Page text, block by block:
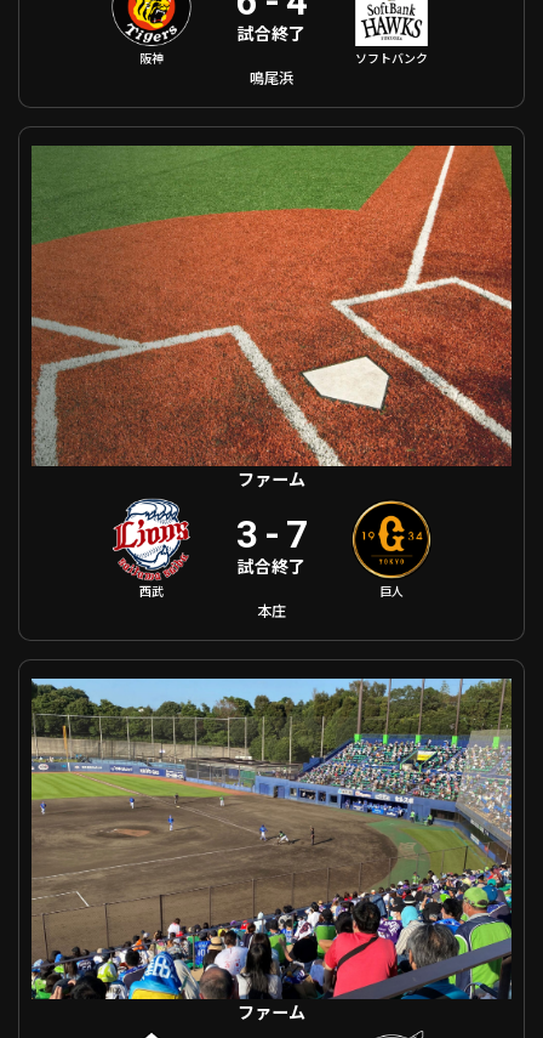
阪神
試合終了
ソフトバンク
鳴尾浜
ファーム 埼玉西武 VS 巨人
ファーム
西武
3 - 7
試合終了
巨人
本庄
ファーム 北海道日本ハム VS 千葉ロッテ
ファーム